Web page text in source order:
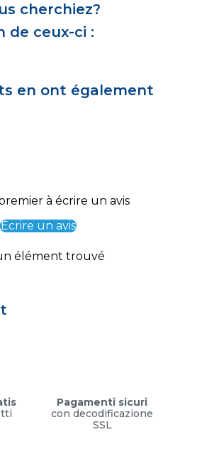
cherchiez?
de ceux-ci :
en ont également
à écrire un avis
Écrire un avis
élément trouvé
Pagamenti sicuri
con decodificazione
SSL